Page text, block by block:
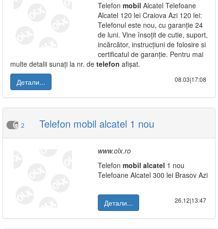
Telefon mobil Alcatel Telefoane
Alcatel 120 lei Craiova Azi 120 lei:
Telefonul este nou, cu garanție 24
de luni. Vine însoțit de cutie, suport,
incărcător, instrucțiuni de folosire si
certificatul de garanție. Pentru mai
multe detalii sunați la nr. de telefon afișat.
Детали...
08.03|17:08
2 Telefon mobil alcatel 1 nou
www.olx.ro
Telefon mobil alcatel 1 nou
Telefoane Alcatel 300 lei Brasov Azi
Детали... 26.12|13:47